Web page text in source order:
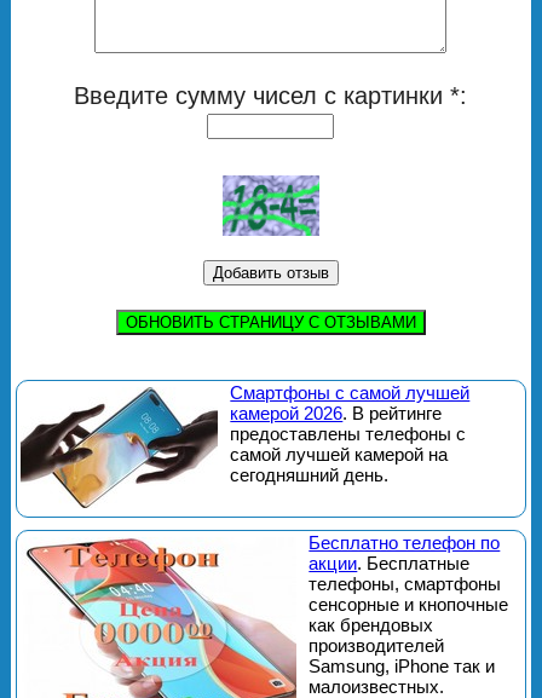
Введите сумму чисел с картинки *:
ОБНОВИТЬ СТРАНИЦУ С ОТЗЫВАМИ
Смартфоны с самой лучшей
камерой 2026. В рейтинге
предоставлены телефоны с
самой лучшей камерой на
сегодняшний день.
Бесплатно телефон по
акции. Бесплатные
телефоны, смартфоны
сенсорные и кнопочные
как брендовых
производителей
Samsung, iPhone так и
малоизвестных.